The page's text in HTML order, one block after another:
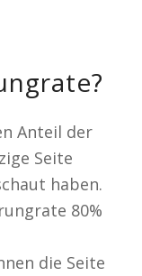
Anteil der
Seite
haben.
80%
die Seite